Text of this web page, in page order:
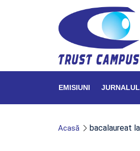
EMISIUNI
Acasă bacalaureat